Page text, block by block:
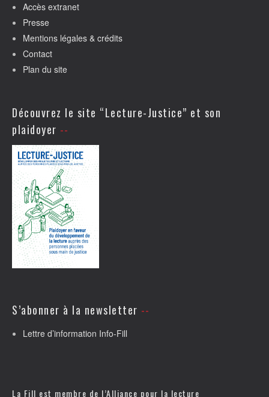
Accès extranet
Presse
Mentions légales & crédits
Contact
Plan du site
Découvrez le site “Lecture-Justice” et son
plaidoyer
S’abonner à la newsletter
Lettre d’information Info-Fill
La Fill est membre de l’Alliance pour la lecture